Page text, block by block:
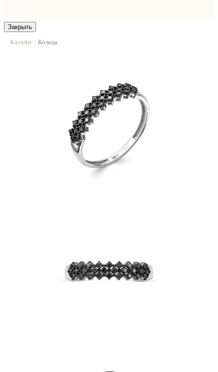
Закрыть
Каталог | Кольца